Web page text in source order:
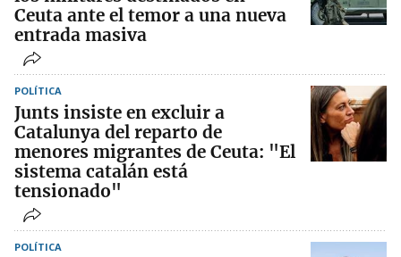
Ceuta ante el temor a una nueva
entrada masiva
POLÍTICA
Junts insiste en excluir a
Catalunya del reparto de
menores migrantes de Ceuta: "El
sistema catalán está
tensionado"
POLÍTICA